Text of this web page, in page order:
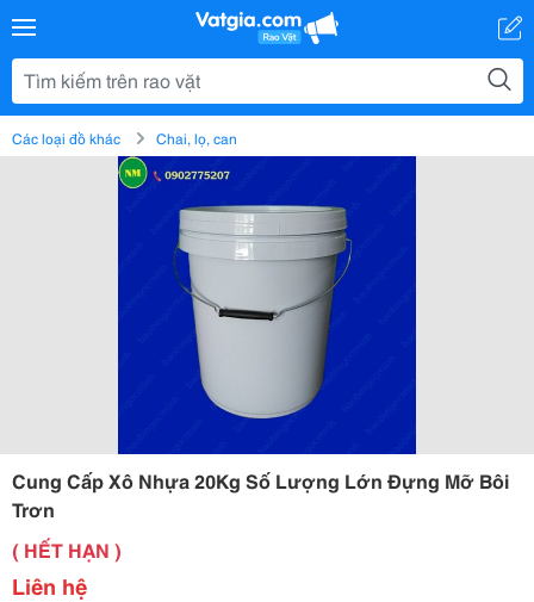
Các loại đồ khác Chai, lọ, can
Cung Cấp Xô Nhựa 20Kg Số Lượng Lớn Đựng Mỡ Bôi
Trơn
( HẾT HẠN )
Liên hệ